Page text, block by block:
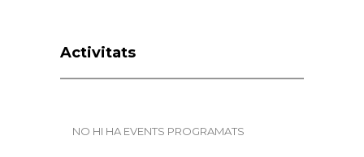
Activitats
NO HI HA EVENTS PROGRAMATS